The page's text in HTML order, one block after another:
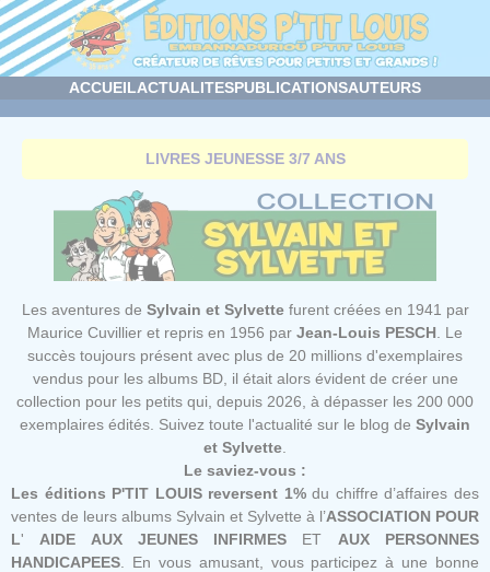
ACCUEILACTUALITESPUBLICATIONSAUTEURS
LIVRES JEUNESSE 3/7 ANS
Les aventures de Sylvain et Sylvettefurent créées en 1941 par
Maurice Cuvillier et repris en 1956 par Jean-Louis PESCH . Le
succès toujours présent avec plus de 20 millions d'exemplaires
vendus pour les albums BD, il était alors évident de créer une
collection pour les petits qui, depuis 2026, à dépasser les 200 000
exemplaires édités. Suivez toute l'actualité sur le blog de Sylvain
et Sylvette
Le saviez-vous :
Les éditions P'TIT LOUIS reversent 1%du chiffre d’affaires des
ventes de leurs albums Sylvain et Sylvette à l’ASSOCIATION POUR
L' AIDE AUX JEUNES INFIRMES ET AUX
PERSONNES
HANDICAPEES . En vous amusant, vous participez à une bonne
Panneau de gestion des cookies